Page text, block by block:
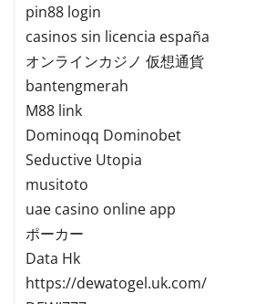
pin88 login
casinos sin licencia españa
オンラインカジノ 仮想通貨
bantengmerah
M88 link
Dominoqq Dominobet
Seductive Utopia
musitoto
uae casino online app
ポーカー
Data Hk
https://dewatogel.uk.com/